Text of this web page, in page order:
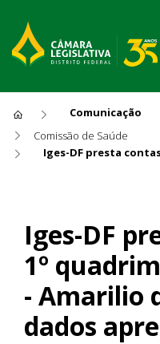
Comunicação
Comissão de Saúde
Iges-DF
1º
- Amarilio
dados